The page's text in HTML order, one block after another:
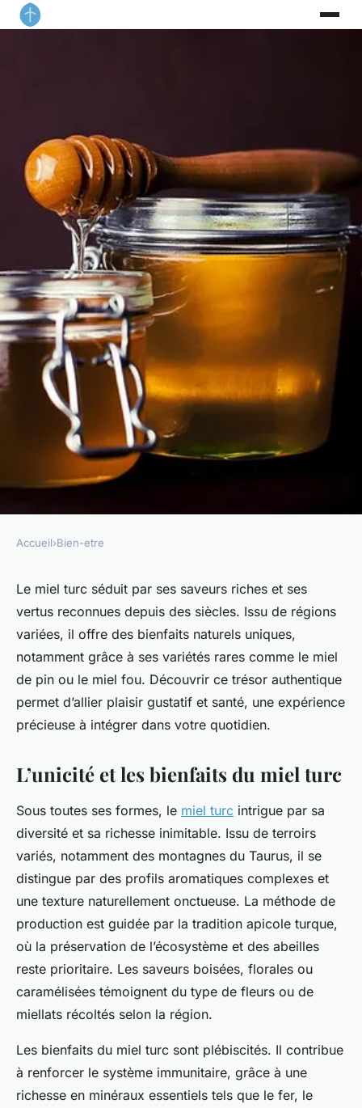
Le trésor du miel turc :
bienfaits et saveurs uniques
Lou•11 août 2025•5 min de lecture
Accueil›Bien-etre
Le miel turc séduit par ses saveurs riches et ses
vertus reconnues depuis des siècles. Issu de régions
variées, il offre des bienfaits naturels uniques,
notamment grâce à ses variétés rares comme le miel
de pin ou le miel fou. Découvrir ce trésor authentique
permet d’allier plaisir gustatif et santé, une expérience
précieuse à intégrer dans votre quotidien.
L’unicité et les bienfaits du miel turc
Sous toutes ses formes, le miel turc intrigue par sa
diversité et sa richesse inimitable. Issu de terroirs
variés, notamment des montagnes du Taurus, il se
distingue par des profils aromatiques complexes et
une texture naturellement onctueuse. La méthode de
production est guidée par la tradition apicole turque,
où la préservation de l’écosystème et des abeilles
reste prioritaire. Les saveurs boisées, florales ou
caramélisées témoignent du type de fleurs ou de
miellats récoltés selon la région.
Les bienfaits du miel turc sont plébiscités. Il contribue
à renforcer le système immunitaire, grâce à une
richesse en minéraux essentiels tels que le fer, le